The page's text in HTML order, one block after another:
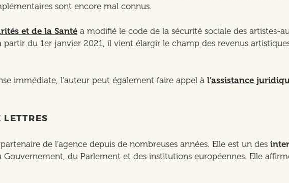
sont encore mal connus.
et de la Santé a modifié le code de la sécurité sociale des artistes-
du 1er janvier 2021, il vient élargir le champ des revenus
immédiate, l’auteur peut également faire appel à l’assistance
de l’agence depuis de nombreuses années. Elle est un des
du Parlement et des institutions européennes. Elle